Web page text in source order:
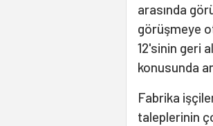
arasında
görüşmeye
12'sinin geri
konusunda
Fabrika
taleplerinin